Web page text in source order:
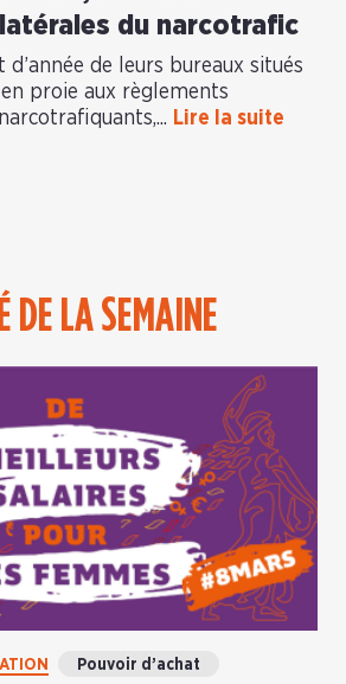
du narcotrafic
d’année de leurs bureaux situés
proie aux règlements
Lire la suite
DE LA SEMAINE
Pouvoir d’achat